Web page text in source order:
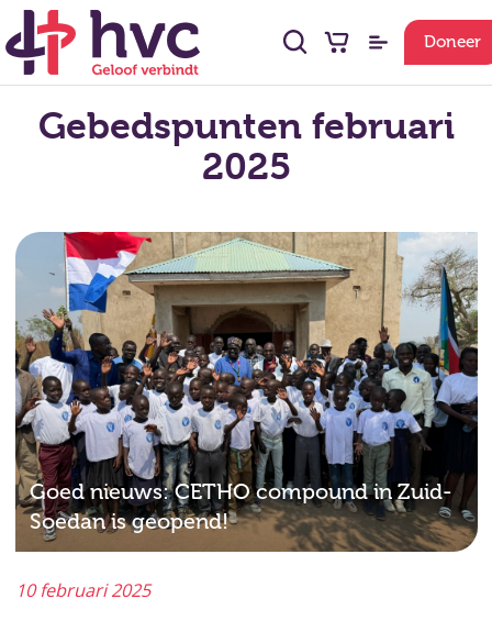
Doneer
Gebedspunten februari
2025
Goed nieuws: CETHO compound in Zuid-
Soedan is geopend!
10 februari 2025